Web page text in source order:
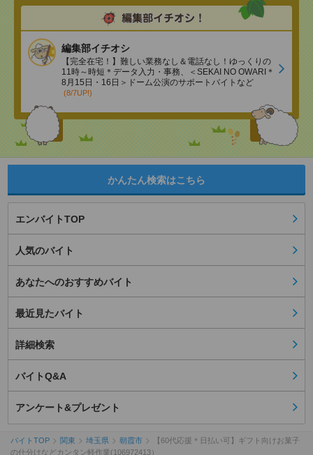
編集部イチオシ
【完全在宅！】難しい業務なし＆電話なし！ゆっくりの
11時～時短＊データ入力・事務、＜SEKAI NO OWARI＊
8月15日・16日＞ドーム公演のサポートバイトなど
(8/7UP!)
かんたん検索はこちら
エンバイトTOP
人気のバイト
あなたへのおすすめバイト
最近見たバイト
詳細検索
バイトQ&A
アンケート&プレゼント
バイトTOP 関東 埼玉県 朝霞市
【60代応援＊日払い可】ギフト向けお菓子
の仕分けなどカンタン軽作業(106972413）